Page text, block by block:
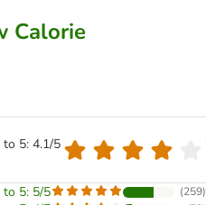
Calorie
to 5: 4.1/5
to 5: 5/5 (259)